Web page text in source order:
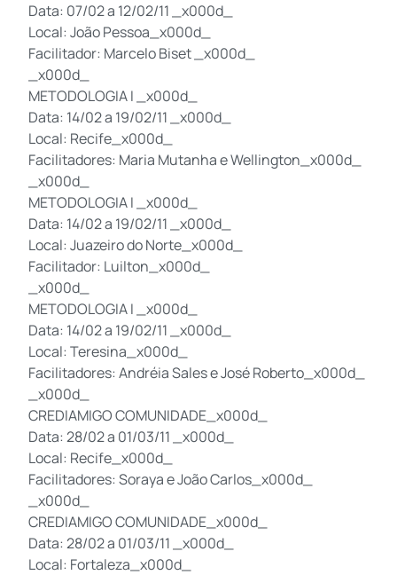
Data: 07/02 a 12/02/11 _x000d_
Local: João Pessoa_x000d_
Facilitador: Marcelo Biset _x000d_
_x000d_
METODOLOGIA I _x000d_
Data: 14/02 a 19/02/11 _x000d_
Local: Recife_x000d_
Facilitadores: Maria Mutanha e Wellington_x000d_
_x000d_
METODOLOGIA I _x000d_
Data: 14/02 a 19/02/11 _x000d_
Local: Juazeiro do Norte_x000d_
Facilitador: Luilton_x000d_
_x000d_
METODOLOGIA I _x000d_
Data: 14/02 a 19/02/11 _x000d_
Local: Teresina_x000d_
Facilitadores: Andréia Sales e José Roberto_x000d_
_x000d_
CREDIAMIGO COMUNIDADE_x000d_
Data: 28/02 a 01/03/11 _x000d_
Local: Recife_x000d_
Facilitadores: Soraya e João Carlos_x000d_
_x000d_
CREDIAMIGO COMUNIDADE_x000d_
Data: 28/02 a 01/03/11 _x000d_
Local: Fortaleza_x000d_